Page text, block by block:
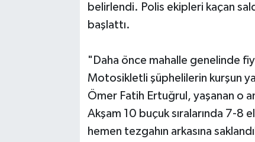
belirlendi. Polis ekipleri kaçan
başlattı.
"Daha önce mahalle genelinde
Motosikletli şüphelilerin kurşun
Ömer Fatih Ertuğrul, yaşanan o
Akşam 10 buçuk sıralarında 7-8
hemen tezgahın arkasına